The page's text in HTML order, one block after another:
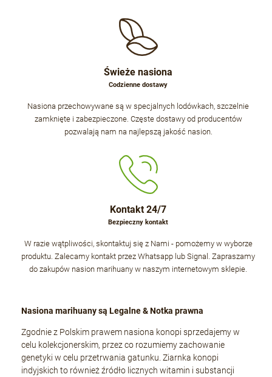
Świeże nasiona
Codzienne dostawy
Nasiona przechowywane są w specjalnych lodówkach, szczelnie
zamknięte i zabezpieczone. Częste dostawy od producentów
pozwalają nam na najlepszą jakość nasion.
Kontakt 24/7
Bezpieczny kontakt
W razie wątpliwości, skontaktuj się z Nami - pomożemy w wyborze
produktu. Zalecamy kontakt przez Whatsapp lub Signal. Zapraszamy
do zakupów nasion marihuany w naszym internetowym sklepie.
Nasiona marihuany są Legalne & Notka prawna
Zgodnie z Polskim prawem nasiona konopi sprzedajemy w
celu kolekcjonerskim, przez co rozumiemy zachowanie
genetyki w celu przetrwania gatunku. Ziarnka konopi
indyjskich to również źródło licznych witamin i substancji